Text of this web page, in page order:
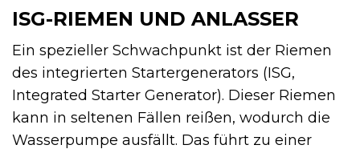
ISG-RIEMEN UND ANLASSER
Ein spezieller Schwachpunkt ist der Riemen
des integrierten Startergenerators (ISG,
Integrated Starter Generator). Dieser Riemen
kann in seltenen Fällen reißen, wodurch die
Wasserpumpe ausfällt. Das führt zu einer